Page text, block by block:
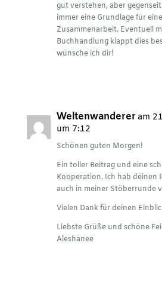
gut verstehen, aber
immer eine Grundlage für
Zusammenarbeit. Eventuell
Buchhandlung klappt dies
wünsche ich dir!
Weltenwanderer am
um 7:12
Schönen guten Morgen!
Ein toller Beitrag und eine
Kooperation. Ich hab deinen
auch in meiner Stöberrunde
Vielen Dank für deinen
Liebste Grüße und schöne
Aleshanee